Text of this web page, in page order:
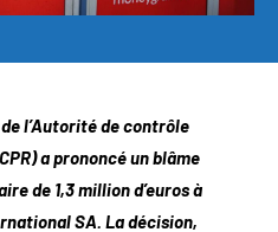
l’Autorité de contrôle
a prononcé un blâme
de 1,3 million d’euros à
SA. La décision,